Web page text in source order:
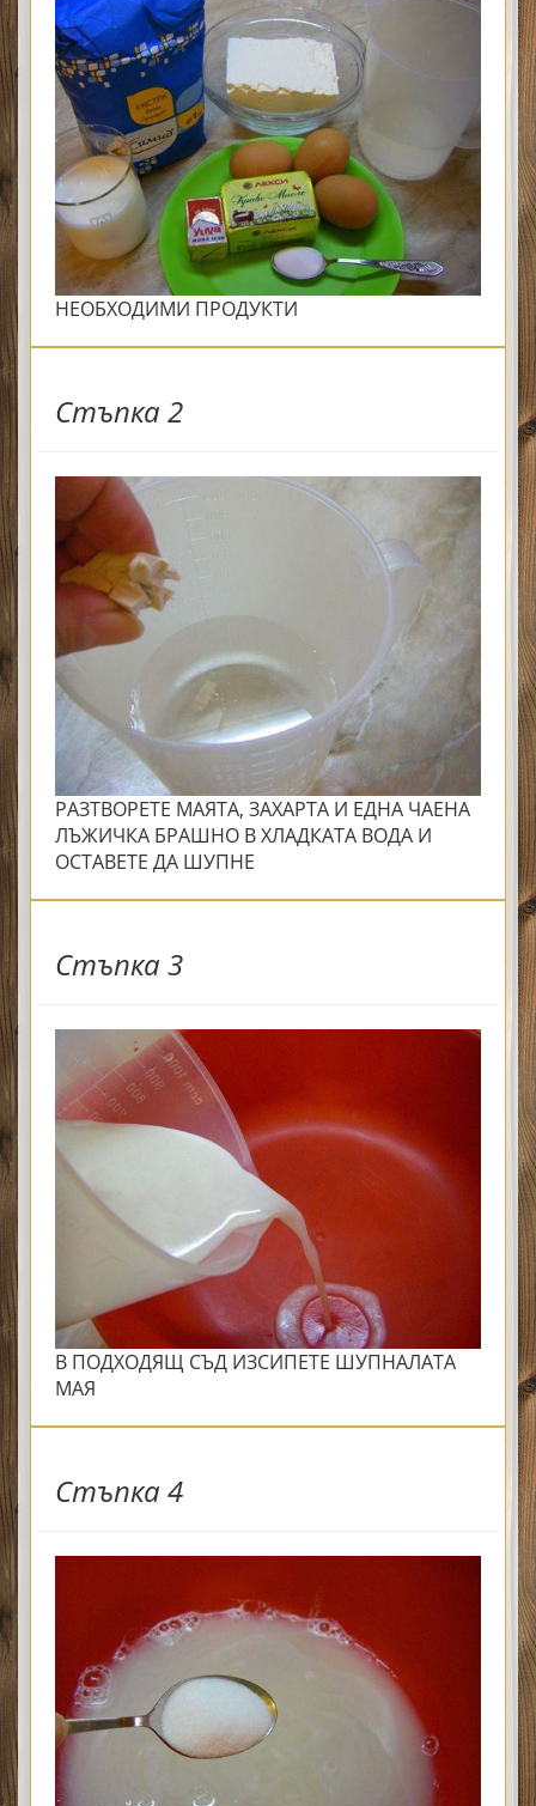
НЕОБХОДИМИ ПРОДУКТИ
Стъпка 2
РАЗТВОРЕТЕ МАЯТА, ЗАХАРТА И ЕДНА ЧАЕНА
ЛЪЖИЧКА БРАШНО В ХЛАДКАТА ВОДА И
ОСТАВЕТЕ ДА ШУПНЕ
Стъпка 3
В ПОДХОДЯЩ СЪД ИЗСИПЕТЕ ШУПНАЛАТА
МАЯ
Стъпка 4